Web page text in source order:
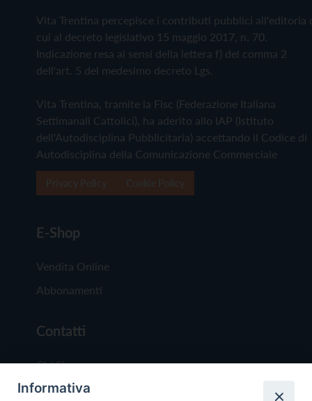
Vita Trentina percepisce i contributi pubblici all'editoria
cui al decreto legislativo 15 maggio 2017, n. 70.
Indicazione resa ai sensi della lettera f) del comma 2
dell'art. 5 del medesimo decreto Lgs.
Vita Trentina, tramite la Fisc (Federazione Italiana
Settimanali Cattolici), ha aderito allo IAP (Istituto
dell'Autodisciplina Pubblicitaria) accettando il Codice di
Autodisciplina della Comunicazione Commerciale
E-Shop
Vendita Online
Abbonamenti
Contatti
Chi Siamo
Redazione
Informativa